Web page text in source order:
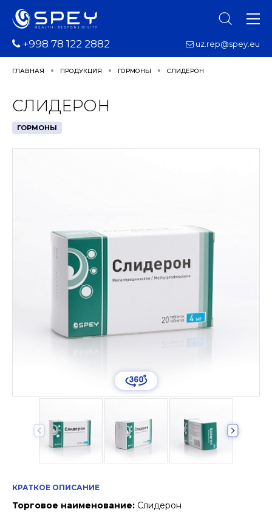
+998 78 122 2882 uz.rep@spey.eu
ГЛАВНАЯ ПРОДУКЦИЯ ГОРМОНЫ СЛИДЕРОН
СЛИДЕРОН
ГОРМОНЫ
КРАТКОЕ ОПИСАНИЕ
Торговое наименование: Слидерон